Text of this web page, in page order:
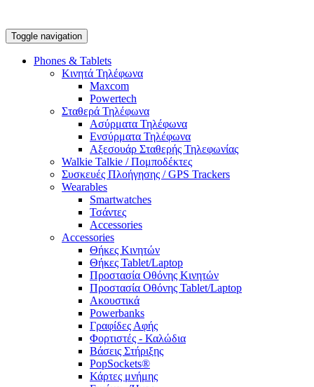
Toggle navigation
Phones & Tablets
Κινητά Τηλέφωνα
Maxcom
Powertech
Σταθερά Τηλέφωνα
Ασύρματα Τηλέφωνα
Ενσύρματα Τηλέφωνα
Αξεσουάρ Σταθερής Τηλεφωνίας
Walkie Talkie / Πομποδέκτες
Συσκευές Πλοήγησης / GPS Trackers
Wearables
Smartwatches
Τσάντες
Accessories
Accessories
Θήκες Κινητών
Θήκες Tablet/Laptop
Προστασία Οθόνης Κινητών
Προστασία Οθόνης Tablet/Laptop
Ακουστικά
Powerbanks
Γραφίδες Αφής
Φορτιστές - Καλώδια
Βάσεις Στήριξης
PopSockets®
Κάρτες μνήμης